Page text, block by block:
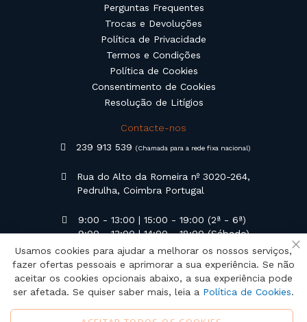
Perguntas Frequentes
Trocas e Devoluções
Política de Privacidade
Termos e Condições
Política de Cookies
Consentimento de Cookies
Resolução de Litígios
Contacte-nos
239 913 539(Chamada para a rede fixa nacional)
Rua do Alto da Romeira nº 3020-264,
Pedrulha, Coimbra Portugal
9:00 - 13:00 | 15:00 - 19:00 (2ª - 6ª)
9:00 - 13:00 | 14:00 - 18:00 (Sábado)
geral@campilusa.pt
Usamos cookies para ajudar a melhorar os nossos serviços,
fazer ofertas pessoais e aprimorar a sua experiência. Se não
aceitar os cookies opcionais abaixo, a sua experiência pode
ser afetada. Se quiser saber mais, leia a Política de Cookies.